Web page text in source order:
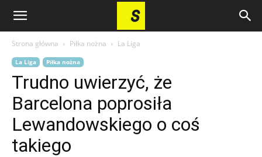
Strona główna Piłka nożna La Liga
La Liga Piłka nożna
Trudno uwierzyć, że
Barcelona poprosiła
Lewandowskiego o coś
takiego